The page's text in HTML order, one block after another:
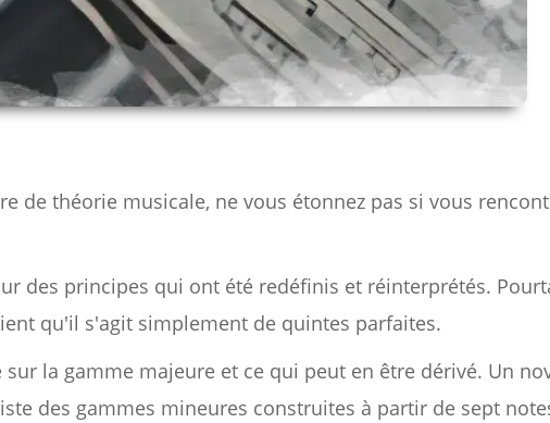
de théorie musicale, ne vous étonnez pas si vous
des principes qui ont été redéfinis et réinterprétés.
qu'il s'agit simplement de quintes parfaites.
la gamme majeure et ce qui peut en être dérivé. Un
des gammes mineures construites à partir de sept